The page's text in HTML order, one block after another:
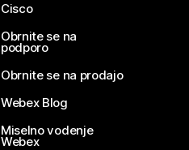
Cisco
Obrnite se na
podporo
Obrnite se na prodajo
Webex Blog
Miselno vodenje
Webex